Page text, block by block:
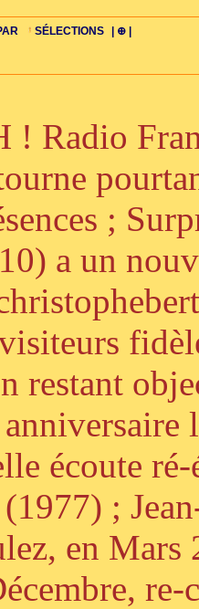
HISTOIRE PAYS STYLES-ÉCOLES
RADIOS VIDÉOS PLAN FAQS
BIOGRAPHIES PERSPECTIVE
SÉLECTIONS
INDIV ŒUVRES-INDIV
| ⊕ |
BONUS-ROMANS BONUS-FILMS
CELLO-C
ALTO-C
VIOLON-C GRAND-
! Radio
;
a un
restant
écoute
;
en